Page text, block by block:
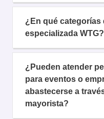
¿En qué
especializada WTG?
¿Pueden atender
para eventos o
abastecerse a
mayorista?